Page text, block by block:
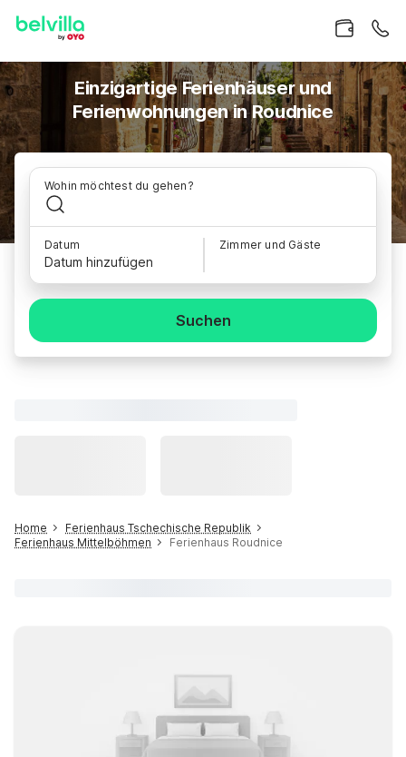
Einzigartige Ferienhäuser und
Ferienwohnungen in Roudnice
Wohin möchtest du gehen?
Datum
Datum hinzufügen
Zimmer und Gäste
Suchen
Home
Ferienhaus Tschechische Republik
Ferienhaus Mittelböhmen
Ferienhaus Roudnice